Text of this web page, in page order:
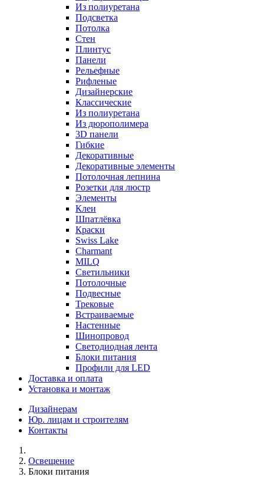
Из полиуретана
Подсветка
Потолка
Стен
Плинтус
Панели
Рельефные
Рифленые
Дизайнерские
Классические
Из полиуретана
Из дюрополимера
3D панели
Гибкие
Декоративные
Декоративные элементы
Потолочная лепнина
Розетки для люстр
Элементы
Клеи
Шпатлёвка
Краски
Swiss Lake
Charmant
MILQ
Светильники
Потолочные
Подвесные
Трековые
Встраиваемые
Настенные
Шинопровод
Светодиодная лента
Блоки питания
Профили для LED
Доставка и оплата
Установка и монтаж
Дизайнерам
Юр. лицам и строителям
Контакты
Освещение
Блоки питания